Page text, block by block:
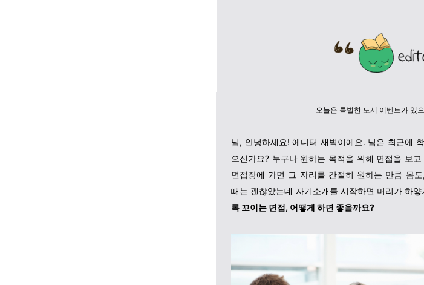
오늘은 특별한 도서 이벤트가 있
님, 안녕하세요! 에디터 새벽이에요. 님은 최근에
으신가요? 누구나 원하는 목적을 위해 면접을 보고
면접장에 가면 그 자리를 간절히 원하는 만큼 몸
때는 괜찮았는데 자기소개를 시작하면 머리가 하
록 꼬이는 면접, 어떻게 하면 좋을까요?